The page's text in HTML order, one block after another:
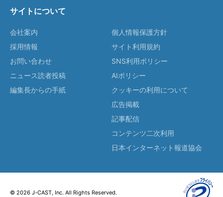
サイトについて
会社案内
採用情報
お問い合わせ
ニュース読者投稿
編集長からの手紙
個人情報保護方針
サイト利用規約
SNS利用ポリシー
AIポリシー
クッキーの利用について
広告掲載
記事配信
コンテンツ二次利用
日本インターネット報道協会
© 2026 J-CAST, Inc. All Rights Reserved.